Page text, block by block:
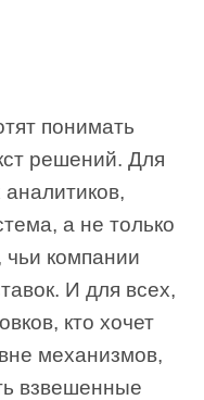
понимать
решений. Для
а не только
чьи компании
И для всех,
кто хочет
механизмов,
взвешенные